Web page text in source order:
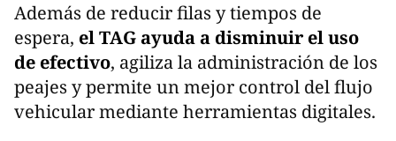
Además de reducir filas y tiempos de
espera, el TAG ayuda a disminuir el uso
de efectivo, agiliza la administración de los
peajes y permite un mejor control del flujo
vehicular mediante herramientas digitales.